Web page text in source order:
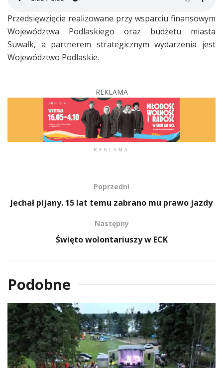
Przedsięwzięcie realizowane przy wsparciu finansowym
Województwa Podlaskiego oraz budżetu miasta
Suwałk, a partnerem strategicznym wydarzenia jest
Województwo Podlaskie.
REKLAMA
REKLAMA
Poprzedni
Jechał pijany. 15 lat temu zabrano mu prawo jazdy
Następny
Święto wolontariuszy w ECK
Podobne